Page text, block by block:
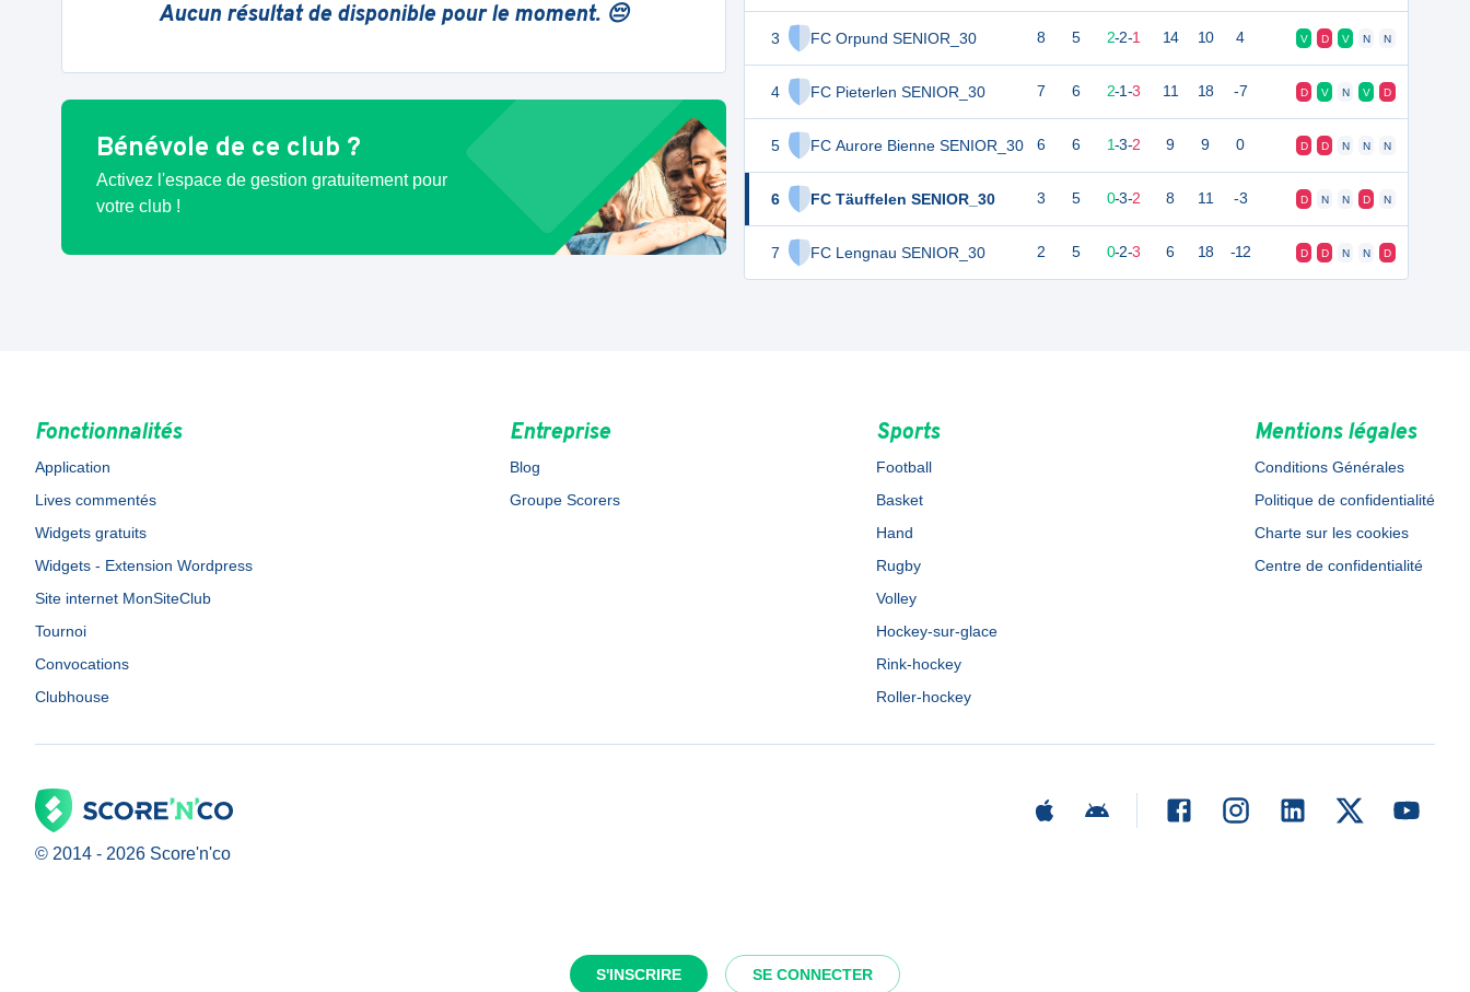
S'INSCRIRE SE CONNECTER
Aucun résultat de disponible pour le moment. 😔
Bénévole de ce club ?
Activez l'espace de gestion gratuitement pour
votre club !
3 FC Orpund SENIOR_30
4 FC Pieterlen SENIOR_30
5 FC Aurore Bienne SENIOR_30
6 FC Täuffelen SENIOR_30
7 FC Lengnau SENIOR_30
8 5 2-2-1 14 10 4 V D V N N
7 6 2-1-3 11 18 -7 D V N V D
6 6 1-3-2 9 9 0 D D N N N
3 5 0-3-2 8 11 -3 D N N D N
2 5 0-2-3 6 18 -12 D D N N D
Fonctionnalités
Application
Lives commentés
Widgets gratuits
Widgets - Extension Wordpress
Site internet MonSiteClub
Tournoi
Convocations
Clubhouse
Entreprise
Blog
Groupe Scorers
Sports
Football
Basket
Hand
Rugby
Volley
Hockey-sur-glace
Rink-hockey
Roller-hockey
Mentions légales
Conditions Générales
Politique de confidentialité
Charte sur les cookies
Centre de confidentialité
© 2014 - 2026 Score'n'co